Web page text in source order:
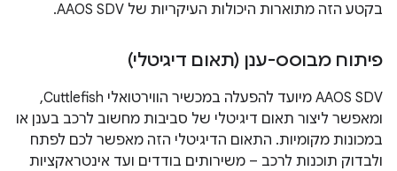
בקטע הזה מתוארות היכולות העיקריות של AAOS SDV.
פיתוח מבוסס-ענן (תאום דיגיטלי)
‫AAOS SDV מיועד להפעלה במכשיר הווירטואלי Cuttlefish,
ומאפשר ליצור תאום דיגיטלי של סביבות מחשוב לרכב בענן או
במכונות מקומיות. התאום הדיגיטלי הזה מאפשר לכם לפתח
ולבדוק תוכנות לרכב – משירותים בודדים ועד אינטראקציות